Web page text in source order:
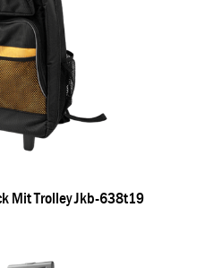
Mit Trolley Jkb-638t19